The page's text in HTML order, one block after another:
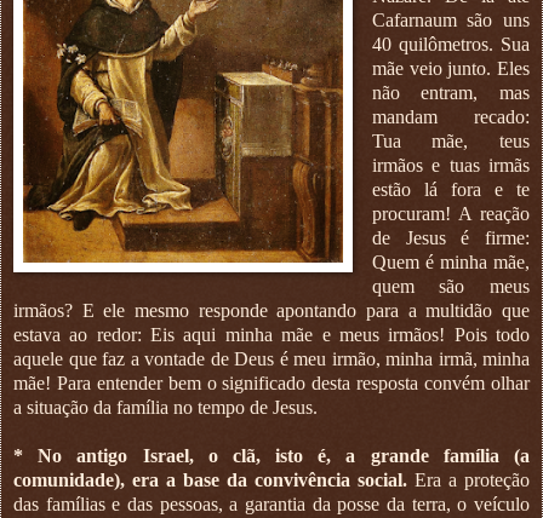
Cafarnaum são uns
40 quilômetros. Sua
mãe veio junto. Eles
não entram, mas
mandam recado:
Tua mãe, teus
irmãos e tuas irmãs
estão lá fora e te
procuram! A reação
de Jesus é firme:
Quem é minha mãe,
quem são meus
irmãos? E ele mesmo responde apontando para a multidão que
estava ao redor: Eis aqui minha mãe e meus irmãos! Pois todo
aquele que faz a vontade de Deus é meu irmão, minha irmã, minha
mãe! Para entender bem o significado desta resposta convém olhar
a situação da família no tempo de Jesus.
* No antigo Israel, o clã, isto é, a grande família (a
comunidade), era a base da convivência social. Era a proteção
das famílias e das pessoas, a garantia da posse da terra, o veículo